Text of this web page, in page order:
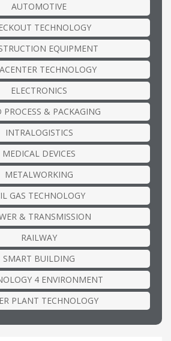
AUTOMOTIVE
TECHNOLOGY
EQUIPMENT
TECHNOLOGY
ELECTRONICS
PROCESS & PACKAGING
INTRALOGISTICS
MEDICAL DEVICES
METALWORKING
GAS TECHNOLOGY
& TRANSMISSION
RAILWAY
SMART BUILDING
4 ENVIRONMENT
PLANT TECHNOLOGY